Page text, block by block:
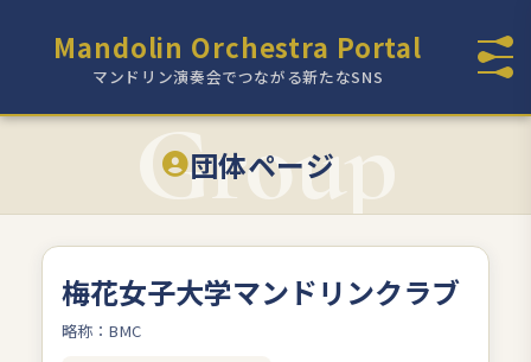
Mandolin Orchestra Portal
マンドリン演奏会でつながる新たなSNS
団体ページ
梅花女子大学マンドリンクラブ
略称：BMC